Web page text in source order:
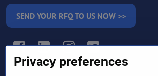
SEND YOUR RFQ TO US NOW >>
Privacy preferences